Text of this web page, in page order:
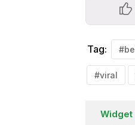
Tag:
#viral
Widget